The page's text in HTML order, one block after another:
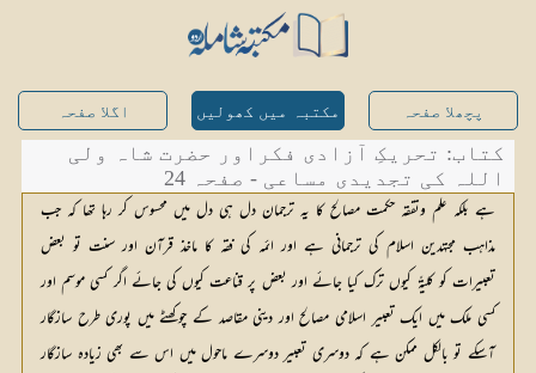
پچھلا صفحہ مکتبہ میں کھولیں اگلا صفحہ
کتاب: تحریکِ آزادی فکراور حضرت شاہ ولی
اللہ کی تجدیدی مساعی - صفحہ 24
ہے بلکہ علم وتفقہ حکمت مصالح کا یہ ترجمان دل ہی دل میں محسوس کر رہا تھا کہ جب
مذاہب مجتہدین اسلام کی ترجمانی ہے اور ائمہ کی فقہ کا ماخذ قرآن اور سنت تو بعض
تعبیرات کو کلیۃً کیوں ترک کیا جائے اور بعض پر قناعت کیوں کی جائے اگر کسی موسم اور
کسی ملک میں ایک تعبیر اسلامی مصالح اور دینی مقاصد کے چوکھٹے میں پوری طرح سازگار
آسکے تو بالکل ممکن ہے کہ دوسری تعبیر دوسرے ماحول میں اس سے بھی زیادہ سازگار